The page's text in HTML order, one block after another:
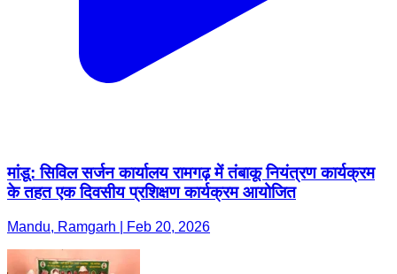
मांडू: सिविल सर्जन कार्यालय रामगढ़ में तंबाकू नियंत्रण कार्यक्रम
के तहत एक दिवसीय प्रशिक्षण कार्यक्रम आयोजित
Mandu, Ramgarh | Feb 20, 2026